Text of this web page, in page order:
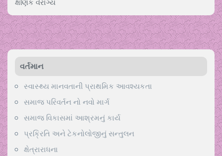
વર્તમાન
સ્વાસ્થ્ય માનવતાની પ્રાથમિક આવશ્યકતા
સમાજ પરિવર્તન નો નવો માર્ગ
સમાજ વિકાસમાં આશ્રમનું કાર્ય
પ્રક્રિતિ અને ટેકનોલોજીનું સન્તુલન
ક્ષેત્રારાધના